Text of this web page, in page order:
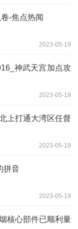
-焦点热闻
2023-05-19
神武天宫加点攻
2023-05-19
上打通大湾区任督
2023-05-19
拼音
2023-05-19
核心部件已顺利量